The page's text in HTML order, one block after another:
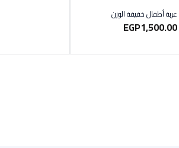
عربة أطفال خفيفة الوزن
EGP1,500.00